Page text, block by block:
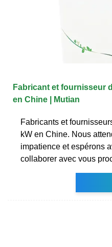
Fabricant et fournisseur
en Chine | Mutian
Fabricants et
kW en Chine. Nous
impatience et espérons
collaborer avec vous